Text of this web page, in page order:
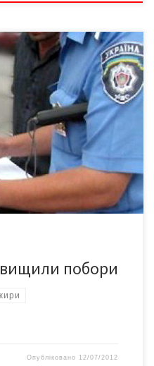
підписав закон, згідно з
за порушення при
Закон №4950-VІ «Про внесення
України щодо посилення
за порушення правил руху
пасажирів
зміни до статті 123
побори
Опубліковано 12/07/2012